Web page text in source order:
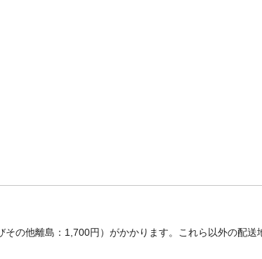
の他離島：1,700円）がかかります。これら以外の配送